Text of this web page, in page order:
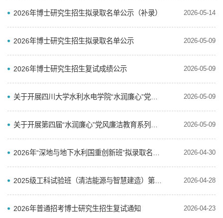
2026年博士研究生招生拟录取名单公示（补录） 2026-05-14
2026年博士研究生招生拟录取名单公示 2026-05-09
2026年博士研究生招生复试成绩公示 2026-05-09
2026-05-09
2026-05-09
2026-04-30
2026-04-28
2026年普通招考博士研究生招生复试通知 2026-04-23